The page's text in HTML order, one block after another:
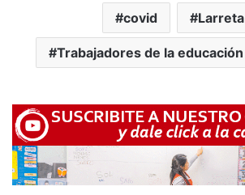
covid Larreta
Trabajadores de la educación